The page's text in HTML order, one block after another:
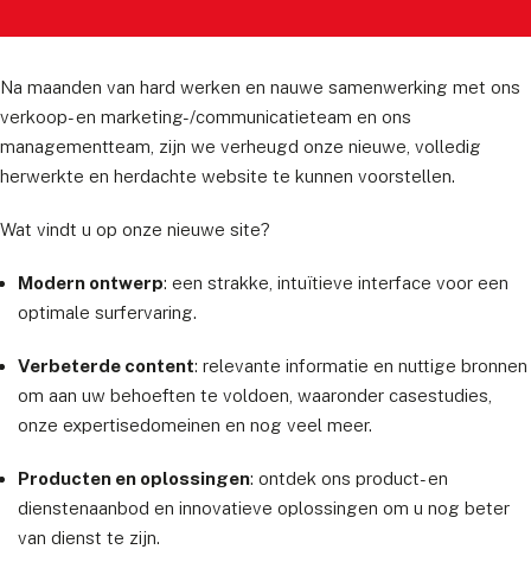
Na maanden van hard werken en nauwe samenwerking met ons
verkoop- en marketing-/communicatieteam en ons
managementteam, zijn we verheugd onze nieuwe, volledig
herwerkte en herdachte website te kunnen voorstellen.
Wat vindt u op onze nieuwe site?
Modern ontwerp: een strakke, intuïtieve interface voor een
optimale surfervaring.
Verbeterde content: relevante informatie en nuttige bronnen
om aan uw behoeften te voldoen, waaronder casestudies,
onze expertisedomeinen en nog veel meer.
Producten en oplossingen: ontdek ons product- en
dienstenaanbod en innovatieve oplossingen om u nog beter
van dienst te zijn.